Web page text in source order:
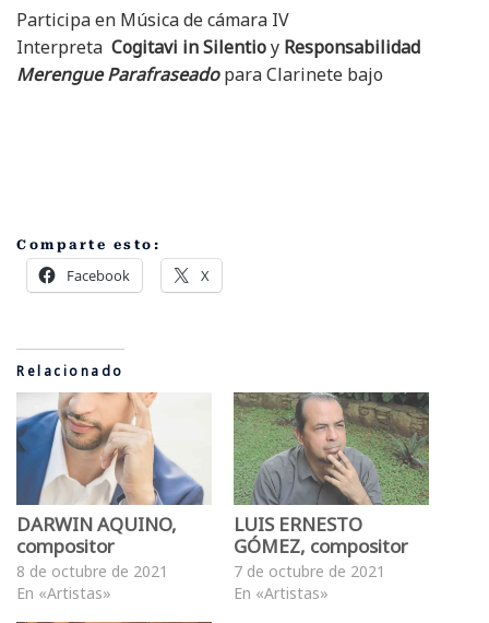
Participa en Música de cámara IV
Interpreta Cogitavi in Silentioy Responsabilidad
Merengue Parafraseadopara Clarinete bajo
Comparte esto:
Facebook X
Relacionado
DARWIN AQUINO,
compositor
8 de octubre de 2021
En «Artistas»
LUIS ERNESTO
GÓMEZ, compositor
7 de octubre de 2021
En «Artistas»